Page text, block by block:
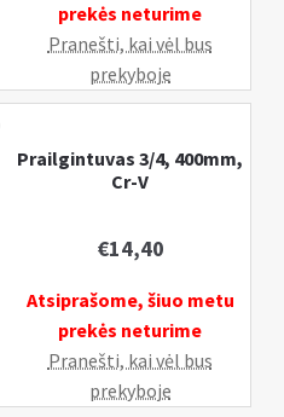
prekės neturime
Pranešti, kai vėl bus
prekyboje
Prailgintuvas 3/4, 400mm,
Cr-V
€14,40
Atsiprašome, šiuo metu
prekės neturime
Pranešti, kai vėl bus
prekyboje